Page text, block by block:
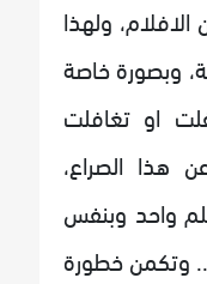
ولهذا
وبصورة خاصة
او تغافلت
هذا الصراع،
واحد وبنفس
وتكمن خطورة